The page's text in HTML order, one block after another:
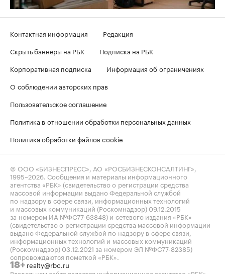
Контактная информация
Редакция
Скрыть баннеры на РБК
Подписка на РБК
Корпоративная подписка
Информация об ограничениях
О соблюдении авторских прав
Пользовательское соглашение
Политика в отношении обработки персональных данных
Политика обработки файлов cookie
© ООО «БИЗНЕСПРЕСС», АО «РОСБИЗНЕСКОНСАЛТИНГ»,
1995–2026 . Сообщения и материалы информационного
агентства «РБК» (свидетельство о регистрации средства
массовой информации выдано Федеральной службой
по надзору в сфере связи, информационных технологий
и массовых коммуникаций (Роскомнадзор) 09.12.2015
за номером ИА №ФС77-63848) и сетевого издания «РБК»
(свидетельство о регистрации средства массовой информации
выдано Федеральной службой по надзору в сфере связи,
информационных технологий и массовых коммуникаций
(Роскомнадзор) 03.12.2021 за номером ЭЛ №ФС77-82385)
сопровождаются пометкой «РБК».
18+ realty@rbc.ru